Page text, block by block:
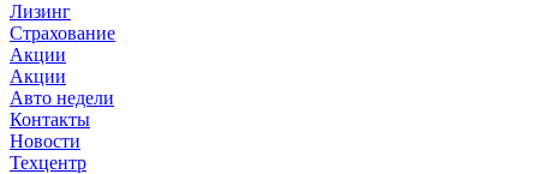
Лизинг
Страхование
Акции
Акции
Авто недели
Контакты
Новости
Техцентр